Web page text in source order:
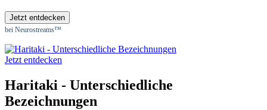
Jetzt entdecken
bei Neurostreams™
Jetzt entdecken
Haritaki - Unterschiedliche
Bezeichnungen